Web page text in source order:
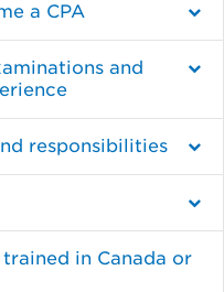
a CPA
and
responsibilities
in Canada or